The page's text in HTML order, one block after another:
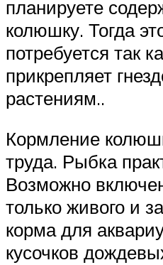
планируете
колюшку. Тогда
потребуется так
прикрепляет
растениям..
Кормление
труда. Рыбка
Возможно
только живого и
корма для
кусочков